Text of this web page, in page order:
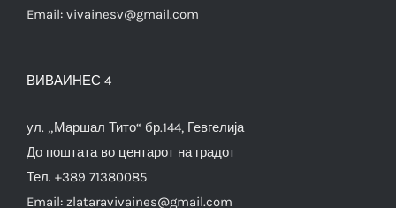
Email: vivainesv@gmail.com
ВИВАИНЕС 4
ул. „Маршал Тито“ бр.144, Гевгелија
До поштата во центарот на градот
Тел. +389 71380085
Email: zlataravivaines@gmail.com